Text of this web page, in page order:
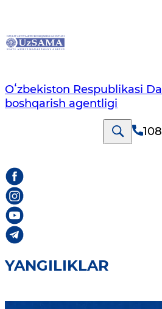
Oʻzbekiston Respublikasi
boshqarish agentligi
YANGILIKLAR